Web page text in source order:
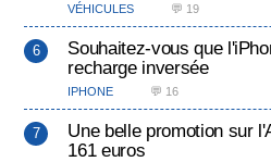
VÉHICULES 💬 19
Souhaitez-vous que
recharge inversée
IPHONE 💬 16
Une belle promotion sur
161 euros